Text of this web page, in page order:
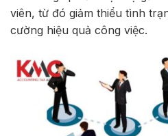
viên, từ đó giảm thiểu tình
cường hiệu quả công việc.